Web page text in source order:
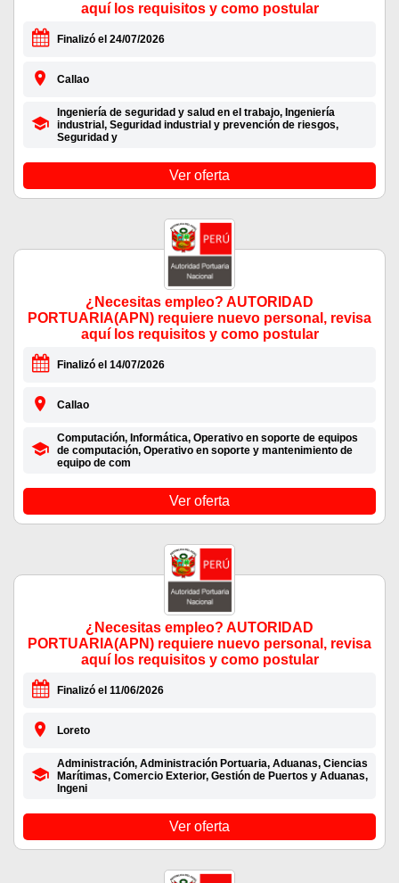
aquí los requisitos y como postular
Finalizó el 24/07/2026
Callao
Ingeniería de seguridad y salud en el trabajo, Ingeniería
industrial, Seguridad industrial y prevención de riesgos,
Seguridad y
Ver oferta
¿Necesitas empleo? AUTORIDAD
PORTUARIA(APN) requiere nuevo personal, revisa
aquí los requisitos y como postular
Finalizó el 14/07/2026
Callao
Computación, Informática, Operativo en soporte de equipos
de computación, Operativo en soporte y mantenimiento de
equipo de com
Ver oferta
¿Necesitas empleo? AUTORIDAD
PORTUARIA(APN) requiere nuevo personal, revisa
aquí los requisitos y como postular
Finalizó el 11/06/2026
Loreto
Administración, Administración Portuaria, Aduanas, Ciencias
Marítimas, Comercio Exterior, Gestión de Puertos y Aduanas,
Ingeni
Ver oferta